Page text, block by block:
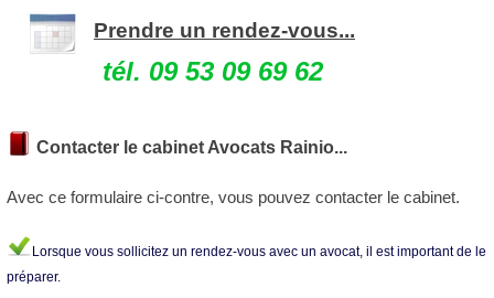
Prendre un rendez-vous...
tél. 09 53 09 69 62
Contacter le cabinet Avocats Rainio...
Avec ce formulaire ci-contre, vous pouvez contacter le cabinet.
Lorsque vous sollicitez un rendez-vous avec un avocat, il est important de le
préparer.